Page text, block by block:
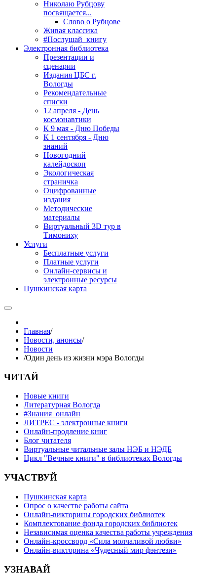
Николаю Рубцову
посвящается...
Слово о Рубцове
Живая классика
#Послушай_книгу
Электронная библиотека
Презентации и
сценарии
Издания ЦБС г.
Вологды
Рекомендательные
списки
12 апреля - День
космонавтики
К 9 мая - Дню Победы
К 1 сентября - Дню
знаний
Новогодний
калейдоскоп
Экологическая
страничка
Оцифрованные
издания
Методические
материалы
Виртуальный 3D тур в
Тимониху
Услуги
Бесплатные услуги
Платные услуги
Онлайн-сервисы и
электронные ресурсы
Пушкинская карта
Главная/
Новости, анонсы/
Новости
/Один день из жизни мэра Вологды
ЧИТАЙ
Новые книги
Литературная Вологда
#Знания_онлайн
ЛИТРЕС - электронные книги
Онлайн-продление книг
Блог читателя
Виртуальные читальные залы НЭБ и НЭДБ
Цикл "Вечные книги" в библиотеках Вологды
УЧАСТВУЙ
Пушкинская карта
Опрос о качестве работы сайта
Онлайн-викторины городских библиотек
Комплектование фонда городских библиотек
Независимая оценка качества работы учреждения
Онлайн-кроссворд «Сила молчаливой любви»
Онлайн-викторина «Чудесный мир фэнтези»
УЗНАВАЙ